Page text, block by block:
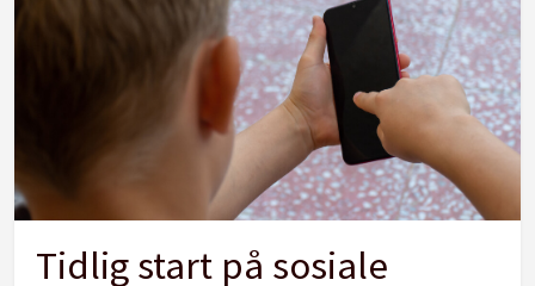
Tidlig start på sosiale